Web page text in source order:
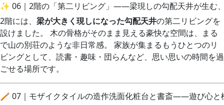
✨ 06｜2階の「第二リビング」——梁現しの勾配天井が生む
2階には、 梁が大きく現しになった勾配天井の第二リビングを
設けました。 木の骨格がそのまま見える豪快な空間は、まる
で山の別荘のような非日常感。 家族が集まるもうひとつのリ
ビングとして、読書・趣味・団らんなど、思い思いの時間を過
ごせる場所です。
🪥 07｜モザイクタイルの造作洗面化粧台と書斎——遊び心と